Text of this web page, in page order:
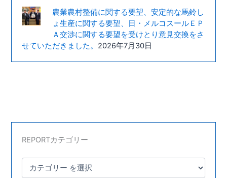
農業農村整備に関する要望、安定的な馬鈴し
ょ生産に関する要望、日・メルコスールＥＰ
Ａ交渉に関する要望を受けとり意見交換をさ
せていただきました。 2026年7月30日
REPORTカテゴリー